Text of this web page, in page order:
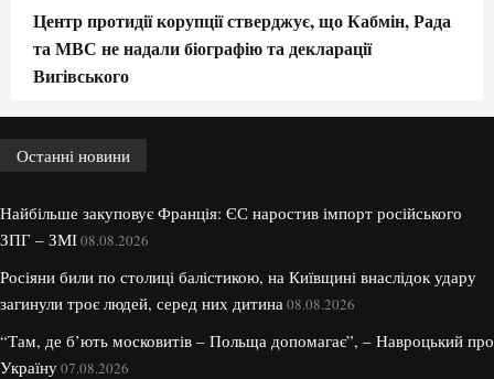
Центр протидії корупції стверджує, що Кабмін, Рада
та МВС не надали біографію та декларації
Вигівського
Останні новини
Найбільше закуповує Франція: ЄС наростив імпорт російського
ЗПГ – ЗМІ08.08.2026
Росіяни били по столиці балістикою, на Київщині внаслідок удару
загинули троє людей, серед них дитина 08.08.2026
“Там, де б’ють московитів – Польща допомагає”, – Навроцький про
Україну07.08.2026